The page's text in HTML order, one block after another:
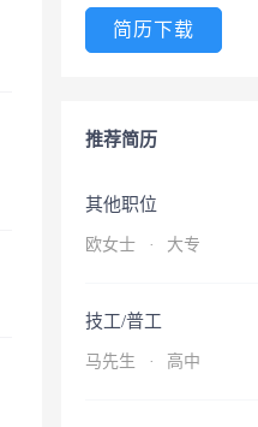
简历下载
推荐简历
其他职位
欧女士 · 大专
技工/普工
马先生 · 高中